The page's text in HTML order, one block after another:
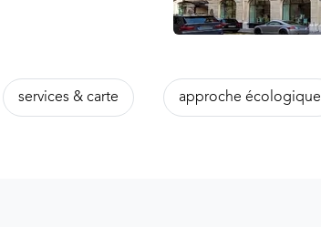
services & carte approche écologique